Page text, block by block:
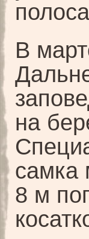
В
на
самка
8 м